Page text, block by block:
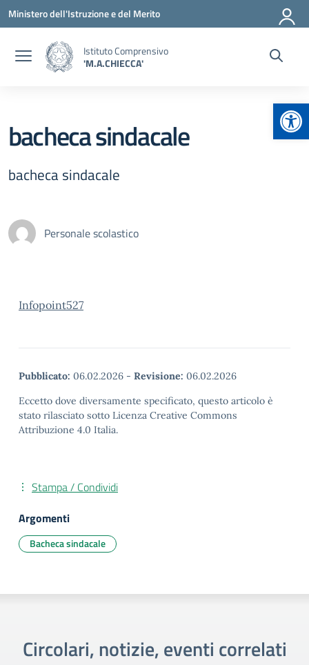
Vai ai contenuti
Vai al menu di navigazione
Vai al footer
Ministero dell'Istruzione e del Merito
Istituto Comprensivo
'M.A.CHIECCA'
bacheca sindacale
bacheca sindacale
Personale scolastico
Infopoint527
Pubblicato: 06.02.2026 - Revisione: 06.02.2026
Eccetto dove diversamente specificato, questo articolo è
stato rilasciato sotto Licenza Creative Commons
Attribuzione 4.0 Italia.
Stampa / Condividi
Argomenti
Bacheca sindacale
Circolari, notizie, eventi correlati